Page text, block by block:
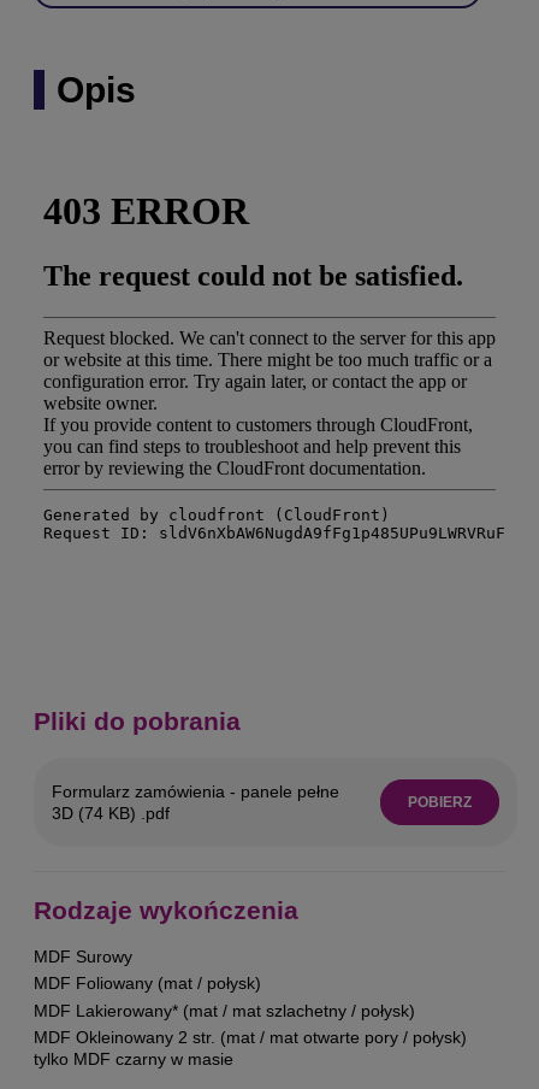
Opis
Pliki do pobrania
Formularz zamówienia - panele pełne
3D (74 KB) .pdf
POBIERZ
Rodzaje wykończenia
MDF Surowy
MDF Foliowany (mat / połysk)
MDF Lakierowany* (mat / mat szlachetny / połysk)
MDF Okleinowany 2 str. (mat / mat otwarte pory / połysk)
tylko MDF czarny w masie